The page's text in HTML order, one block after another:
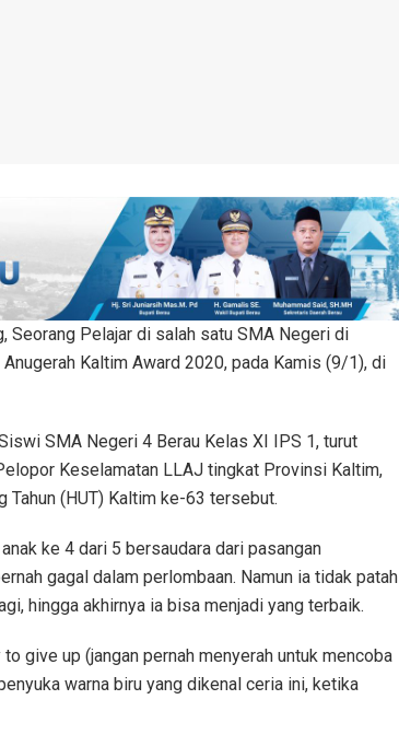
Seorang Pelajar di salah satu SMA Negeri di
Kaltim Award 2020, pada Kamis (9/1), di
SMA Negeri 4 Berau Kelas XI IPS 1, turut
Keselamatan LLAJ tingkat Provinsi Kaltim,
Tahun (HUT) Kaltim ke-63 tersebut.
ke 4 dari 5 bersaudara dari pasangan
gagal dalam perlombaan. Namun ia tidak patah
hingga akhirnya ia bisa menjadi yang terbaik.
give up (jangan pernah menyerah untuk mencoba
warna biru yang dikenal ceria ini, ketika